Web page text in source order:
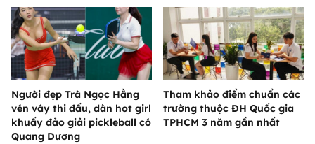
Người đẹp Trà Ngọc Hằng
vén váy thi đấu, dàn hot girl
khuấy đảo giải pickleball có
Quang Dương
Tham khảo điểm chuẩn các
trường thuộc ĐH Quốc gia
TPHCM 3 năm gần nhất